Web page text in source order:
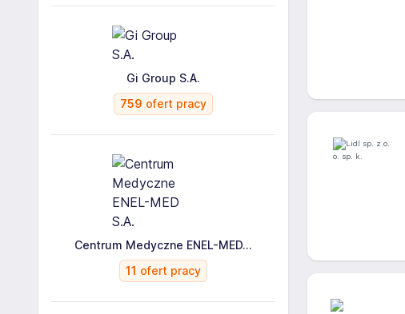
Gi Group S.A.
759 ofert pracy
Centrum Medyczne ENEL-MED...
11 ofert pracy